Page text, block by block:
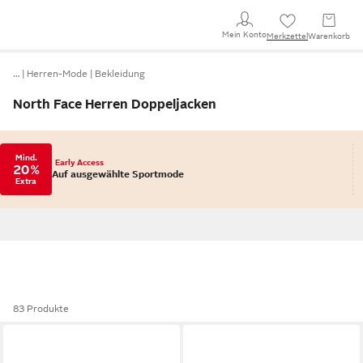
Mein KontoMerkzettel Warenkorb
… Herren-Mode Bekleidung
North Face Herren Doppeljacken
Mind.
20 %
Extra
Early Access
Auf ausgewählte Sportmode
83 Produkte